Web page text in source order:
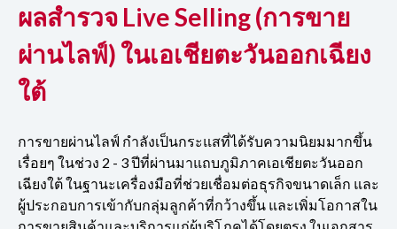
ผลสำรวจ Live Selling (การขาย
ผ่านไลฟ์) ในเอเชียตะวันออกเฉียง
ใต้
การขายผ่านไลฟ์ กำลังเป็นกระแสที่ได้รับความนิยมมากขึ้น
เรื่อยๆ ในช่วง 2 - 3 ปีที่ผ่านมาแถบภูมิภาคเอเชียตะวันออก
เฉียงใต้ ในฐานะเครื่องมือที่ช่วยเชื่อมต่อธุรกิจขนาดเล็ก และ
ผู้ประกอบการเข้ากับกลุ่มลูกค้าที่กว้างขึ้น และเพิ่มโอกาสใน